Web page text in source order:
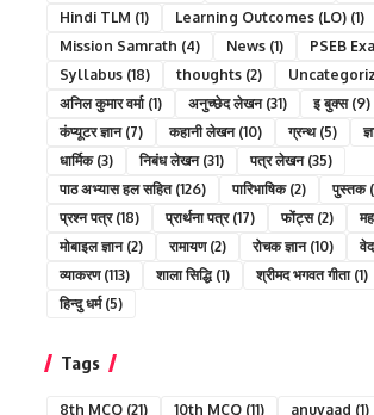
Hindi TLM (1) Learning Outcomes (LO) (1)
Mission Samrath (4) News (1) PSEB
Syllabus (18) thoughts (2)
अनिल कुमार वर्मा(1) अनुच्छेद लेखन(31) इ बुक्स(9)
कंप्यूटर ज्ञान(7) कहानी लेखन(10) ग्रन्थ(5)
धार्मिक(3) निबंध लेखन(31) पत्र लेखन(35)
पाठ अभ्यास हल सहित(126) पारिभाषिक(2) पुस्तक
प्रश्न पत्र(18) प्रार्थना पत्र(17) फोंट्स(2)
मोबाइल ज्ञान(2) रामायण(2) रोचक ज्ञान(10) वेद
व्याकरण(113) शाला सिद्धि(1) श्रीमद भगवत गीता(1)
हिन्दु धर्म(5)
Tags
8th MCQ (21) 10th MCQ (11) anuvaad (1)